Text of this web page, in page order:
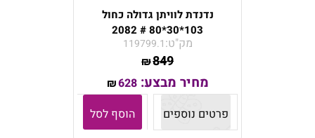
נדנדת לוויתן גדולה כחול
103*30*80 # 2082
מק"ט:119799.1
₪849
מחיר מבצע: ₪628
פרטים נוספים
הוסף לסל